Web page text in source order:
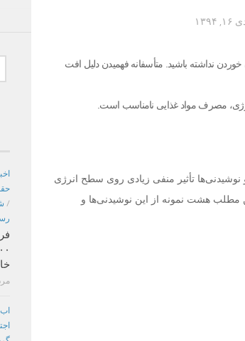
۱۳۹۴
نداشته باشید. متأسفانه فهمیدن دلیل افت
مصرف مواد غذایی نامناسب است.
تأثیر منفی زیادی روی سطح انرژی
مطلب هشت نمونه از این نوشیدنی‌ها و
/
مرداد